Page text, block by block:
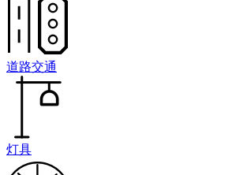
道路交通
灯具